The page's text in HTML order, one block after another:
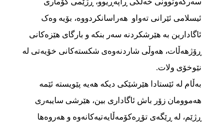
ئیسلامی ئێرانی ته‌‌‌واو هه‌‌‌راسانکردووه، بۆیه‌‌‌ وه‌‌‌ک
ئاگادارین به هێرشکردنه‌‌‌ سه‌‌‌ر بنکه‌‌‌ و بارگای هێزه‌‌‌کانی
ڕۆژهه‌‌‌ڵات، هه‌‌‌وڵی شاردنه‌‌‌وه‌‌‌ی شکسته‌‌‌کانی خۆیه‌‌‌تی له
نێوخۆی ولات.
به‌‌‌ڵام له ئێستادا هێرشێکی دیکه‌‌‌ هه‌‌‌یه‌‌‌ پێویسته‌‌‌ ئێمه‌‌‌
هه‌‌‌موومان زۆر باش ئاگاداری بین، هێرشی سایبه‌‌‌ری
ڕژێم، له ڕێگه‌‌‌ی تۆڕه‌‌‌کۆمه‌‌‌ڵایه‌‌‌تیه‌‌‌کانه‌‌‌وه‌‌‌ و هه‌‌‌روه‌‌‌ها